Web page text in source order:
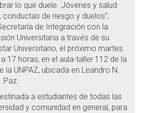
lo que duele. Jóvenes y salud
conductas de riesgo y duelos”,
de Integración con la
Universitaria a través de su
Universitario, el próximo martes
17 horas, en el aula-taller 112 de la
la UNPAZ, ubicada en Leandro N.
Paz.
a estudiantes de todas las
y comunidad en general, para